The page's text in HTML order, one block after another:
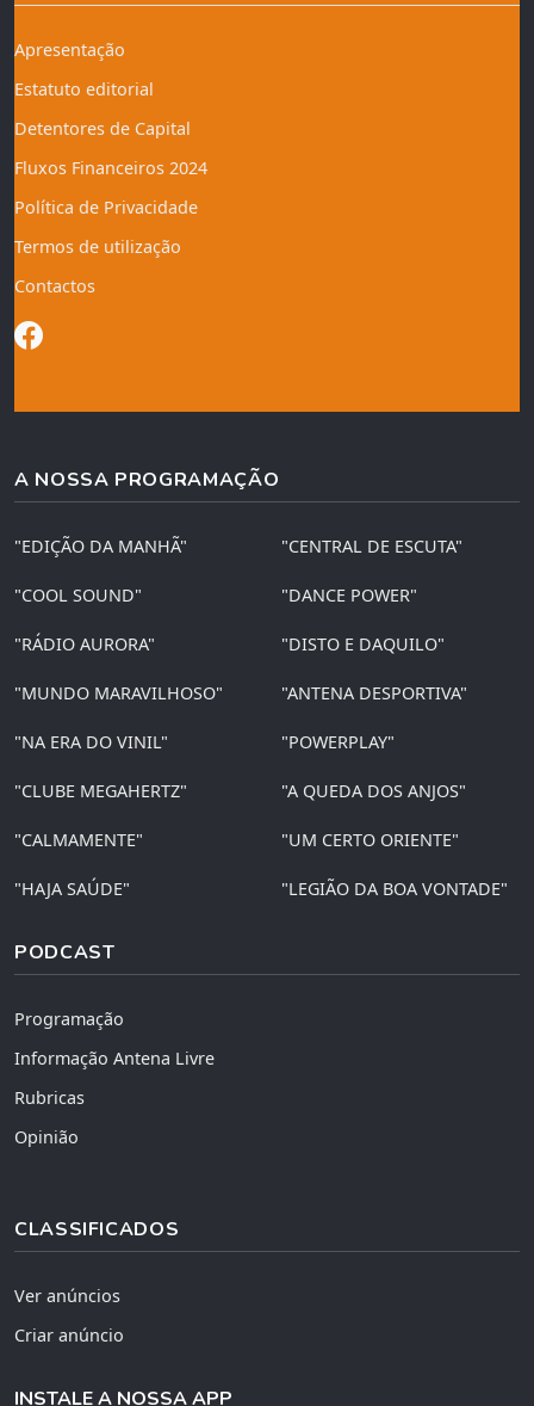
Apresentação
Estatuto editorial
Detentores de Capital
Fluxos Financeiros 2024
Política de Privacidade
Termos de utilização
Contactos
A NOSSA PROGRAMAÇÃO
"EDIÇÃO DA MANHÃ" "CENTRAL DE ESCUTA"
"COOL SOUND" "DANCE POWER"
"RÁDIO AURORA" "DISTO E DAQUILO"
"MUNDO MARAVILHOSO" "ANTENA DESPORTIVA"
"NA ERA DO VINIL" "POWERPLAY"
"CLUBE MEGAHERTZ" "A QUEDA DOS ANJOS"
"CALMAMENTE" "UM CERTO ORIENTE"
"HAJA SAÚDE" "LEGIÃO DA BOA VONTADE"
PODCAST
Programação
Informação Antena Livre
Rubricas
Opinião
CLASSIFICADOS
Ver anúncios
Criar anúncio
INSTALE A NOSSA APP